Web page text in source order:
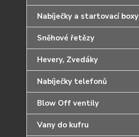
Nabíječky a startovací boxy
Sněhové řetězy
Hevery, Zvedáky
Nabíječky telefonů
Blow Off ventily
Vany do kufru